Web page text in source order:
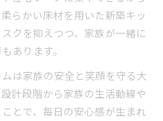
らかい床材を用いた新築キッ
クを抑えつつ、家族が一緒に
あります。
は家族の安全と笑顔を守る大
計段階から家族の生活動線や
とで、毎日の安心感が生まれ